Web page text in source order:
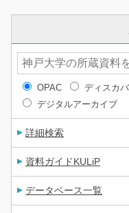
OPAC
ディスカ
デジタルアーカイブ
詳細検索
資料ガイドKULiP
データベース一覧